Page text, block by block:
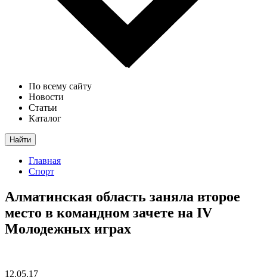
По всему сайту
Новости
Статьи
Каталог
Найти
Главная
Спорт
Алматинская область заняла второе
место в командном зачете на IV
Молодежных играх
12.05.17